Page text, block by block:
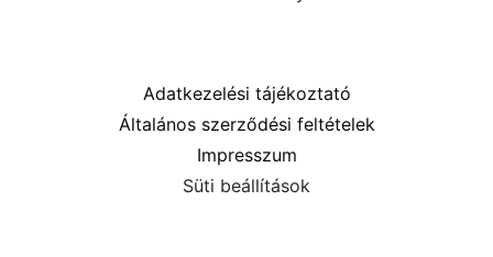
Adatkezelési tájékoztató
Általános szerződési feltételek
Impresszum
Süti beállítások